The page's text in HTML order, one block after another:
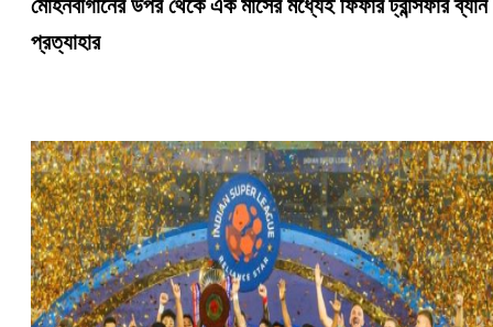
মোহনবাগানের উপর থেকে এক মাসের মধ্যেই ফিফার ট্রান্সফার ব্যান
প্রত্যাহার